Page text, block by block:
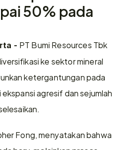
50% pada
- PT Bumi Resources Tbk
ke sektor mineral
ketergantungan pada
agresif dan sejumlah
Fong, menyatakan bahwa